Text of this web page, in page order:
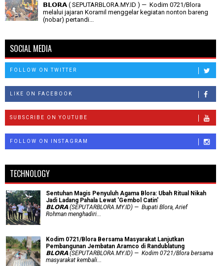
𝗕𝗟𝗢𝗥𝗔 ( SEPUTARBLORA.MY.ID ) — Kodim 0721/Blora
melalui jajaran Koramil menggelar kegiatan nonton bareng
(nobar) pertandi...
SOCIAL MEDIA
FOLLOW ON TWITTER
LIKE ON FACEBOOK
SUBSCRIBE ON YOUTUBE
FOLLOW ON INSTAGRAM
TECHNOLOGY
Sentuhan Magis Penyuluh Agama Blora: Ubah Ritual Nikah
Jadi Ladang Pahala Lewat 'Gembol Catin'
𝗕𝗟𝗢𝗥𝗔 (SEPUTARBLORA.MY.ID) — Bupati Blora, Arief
Rohman menghadiri...
Kodim 0721/Blora Bersama Masyarakat Lanjutkan
Pembangunan Jembatan Aramco di Randublatung
𝗕𝗟𝗢𝗥𝗔 (SEPUTARBLORA.MY.ID) — Kodim 0721/Blora bersama
masyarakat kembali...